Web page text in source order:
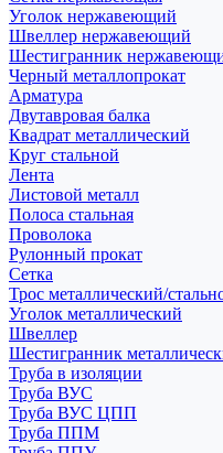
Уголок нержавеющий
Швеллер нержавеющий
Шестигранник
Черный металлопрокат
Арматура
Двутавровая балка
Квадрат металлический
Круг стальной
Лента
Листовой металл
Полоса стальная
Проволока
Рулонный прокат
Сетка
Трос металлический/
Уголок металлический
Швеллер
Шестигранник
Труба в изоляции
Труба ВУС
Труба ВУС ЦПП
Труба ППМ